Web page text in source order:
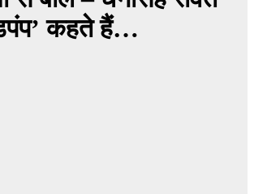
कहते हैं…